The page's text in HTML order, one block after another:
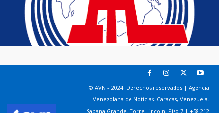
© AVN – 2024. Derechos reservados | Agencia
Venezolana de Noticias. Caracas, Venezuela.
Sabana Grande. Torre Lincoln, Piso 7 | +58 212